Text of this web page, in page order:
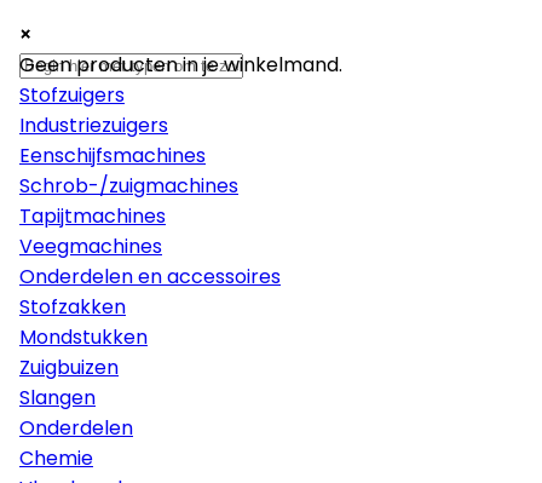
×
Machines
Stofzuigers
Industriezuigers
Eenschijfsmachines
Schrob-/zuigmachines
Tapijtmachines
Veegmachines
Onderdelen en accessoires
Stofzakken
Mondstukken
Zuigbuizen
Slangen
Onderdelen
Chemie
×
×
Geen producten in je winkelmand.